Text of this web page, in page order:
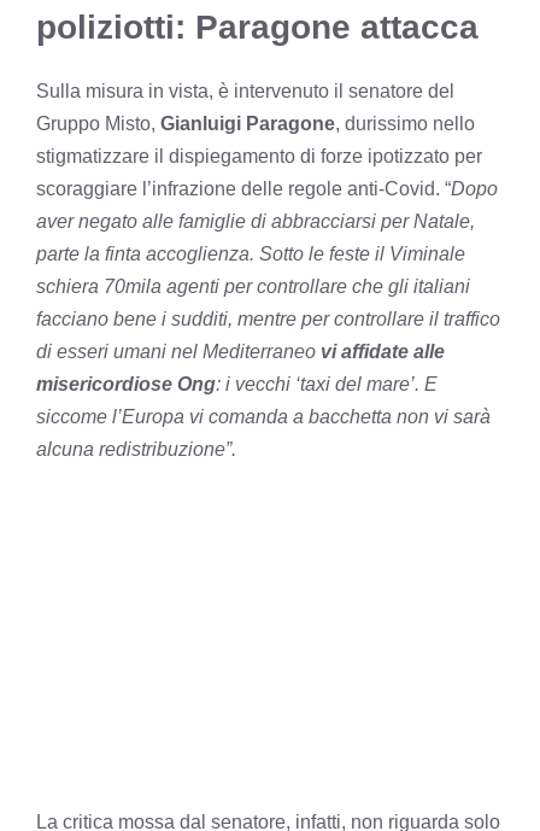
poliziotti: Paragone attacca
Sulla misura in vista, è intervenuto il senatore del
Gruppo Misto, Gianluigi Paragone, durissimo nello
stigmatizzare il dispiegamento di forze ipotizzato per
scoraggiare l’infrazione delle regole anti-Covid. “Dopo
aver negato alle famiglie di abbracciarsi per Natale,
parte la finta accoglienza. Sotto le feste il Viminale
schiera 70mila agenti per controllare che gli italiani
facciano bene i sudditi, mentre per controllare il traffico
di esseri umani nel Mediterraneo vi affidate alle
misericordiose Ong: i vecchi ‘taxi del mare’. E
siccome l’Europa vi comanda a bacchetta non vi sarà
alcuna redistribuzione”.
La critica mossa dal senatore, infatti, non riguarda solo